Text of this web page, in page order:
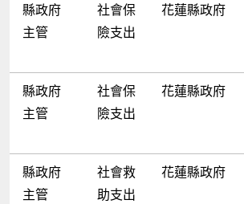
縣政府
主管
社會保
險支出
花蓮縣政府
縣政府
主管
社會保
險支出
花蓮縣政府
縣政府
主管
社會救
助支出
花蓮縣政府